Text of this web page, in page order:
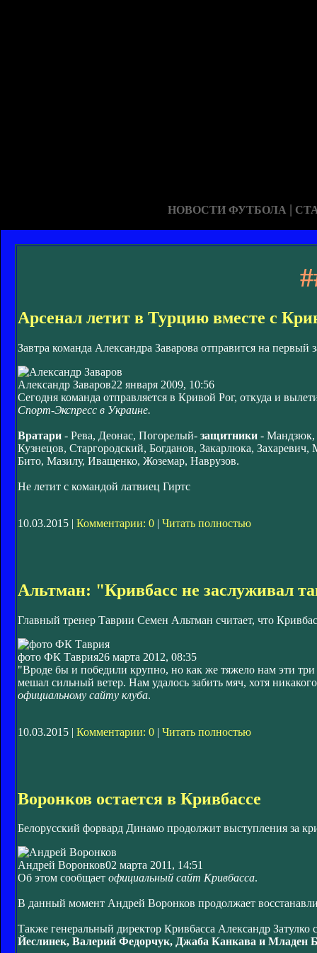
НОВОСТИ ФУТБОЛА |
Арсенал летит в Турцию вместе с
Завтра команда Александра Заварова отправится на
Александр Заваров22 января 2009, 10:56
Сегодня команда отправляется в Кривой Рог, откуда и
Спорт-Экспресс в Украине.
Вратари - Рева, Деонас, Погорелый- защитники - Мандзюк,
Кузнецов, Старгородский, Богданов, Закарлюка,
Бито, Мазилу, Иващенко, Жоземар, Наврузов.
Не летит с командой латвиец Гиртс
10.03.2015 | Комментарии: 0 | Читать полностью
Альтман: "Кривбасс не заслуживал
Главный тренер Таврии Семен Альтман считает, что
фото ФК Таврия26 марта 2012, 08:35
"Вроде бы и победили крупно, но как же тяжело нам эти
мешал сильный ветер. Нам удалось забить мяч, хотя
официальному сайту клуба.
10.03.2015 | Комментарии: 0 | Читать полностью
Воронков остается в Кривбассе
Белорусский форвард Динамо продолжит выступления за
Андрей Воронков02 марта 2011, 14:51
Об этом сообщает официальный сайт Кривбасса.
В данный момент Андрей Воронков продолжает
Также генеральный директор Кривбасса Александр
Йеслинек, Валерий Федорчук, Джаба Канкава и Младен